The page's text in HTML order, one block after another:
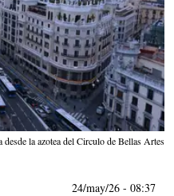
la azotea del Circulo de Bellas Artes
24/may/26 - 08:37